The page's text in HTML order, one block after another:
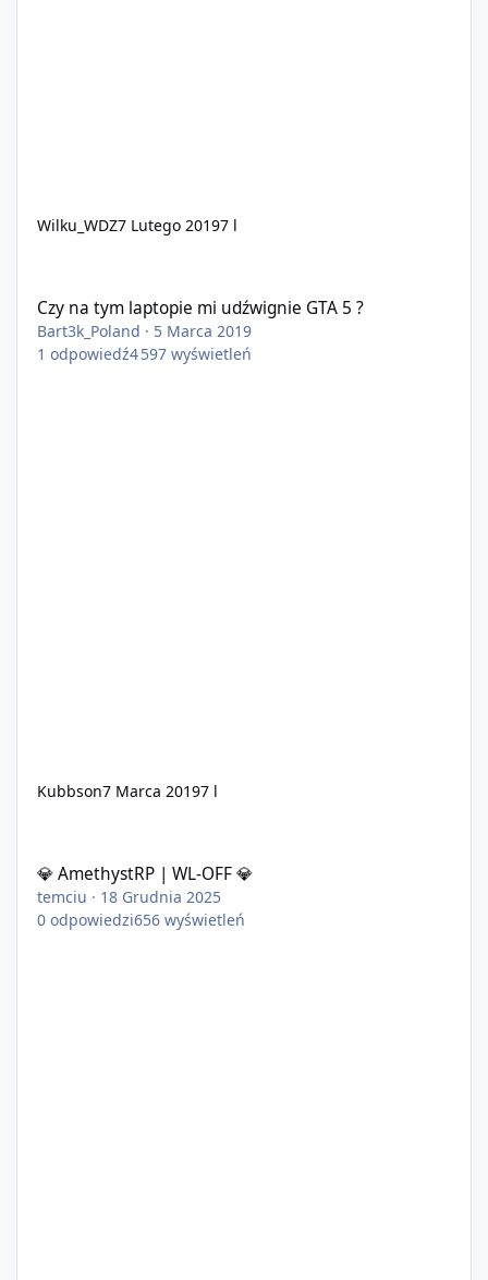
Wilku_WDZ7 Lutego 20197 l
Czy na tym laptopie mi udźwignie GTA 5 ?
Bart3k_Poland · 5 Marca 2019
1 odpowiedź4 597 wyświetleń
Kubbson7 Marca 20197 l
💎 AmethystRP | WL-OFF 💎
temciu · 18 Grudnia 2025
0 odpowiedzi656 wyświetleń